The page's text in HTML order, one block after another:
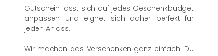
Gutschein lässt sich auf jedes Geschenkbudget
anpassen und eignet sich daher perfekt für
jeden Anlass.
Wir machen das Verschenken ganz einfach: Du